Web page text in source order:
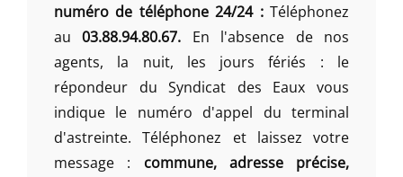
numéro de téléphone 24/24 :Téléphonez
au03.88.94.80.67. En l'absence de nos
agents, la nuit, les jours fériés : le
répondeur du Syndicat des Eaux vous
indique le numéro d'appel du terminal
d'astreinte. Téléphonez et laissez votre
message : commune, adresse précise,